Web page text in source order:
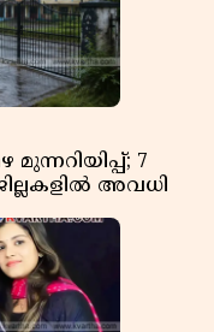
7
അവധി